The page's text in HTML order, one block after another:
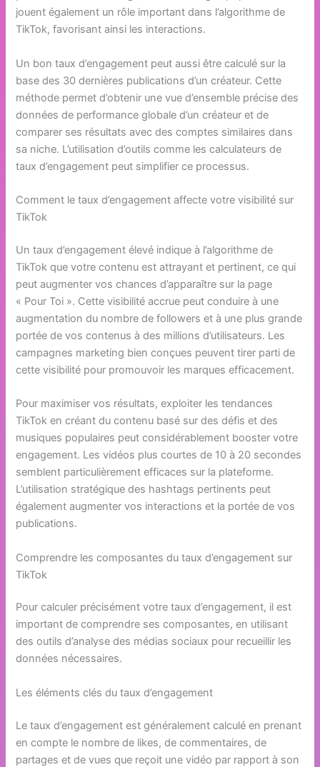
jouent également un rôle important dans l’algorithme de
TikTok, favorisant ainsi les interactions.
Un bon taux d’engagement peut aussi être calculé sur la
base des 30 dernières publications d’un créateur. Cette
méthode permet d’obtenir une vue d’ensemble précise des
données de performance globale d’un créateur et de
comparer ses résultats avec des comptes similaires dans
sa niche. L’utilisation d’outils comme les calculateurs de
taux d’engagement peut simplifier ce processus.
Comment le taux d’engagement affecte votre visibilité sur
TikTok
Un taux d’engagement élevé indique à l’algorithme de
TikTok que votre contenu est attrayant et pertinent, ce qui
peut augmenter vos chances d’apparaître sur la page
« Pour Toi ». Cette visibilité accrue peut conduire à une
augmentation du nombre de followers et à une plus grande
portée de vos contenus à des millions d’utilisateurs. Les
campagnes marketing bien conçues peuvent tirer parti de
cette visibilité pour promouvoir les marques efficacement.
Pour maximiser vos résultats, exploiter les tendances
TikTok en créant du contenu basé sur des défis et des
musiques populaires peut considérablement booster votre
engagement. Les vidéos plus courtes de 10 à 20 secondes
semblent particulièrement efficaces sur la plateforme.
L’utilisation stratégique des hashtags pertinents peut
également augmenter vos interactions et la portée de vos
publications.
Comprendre les composantes du taux d’engagement sur
TikTok
Pour calculer précisément votre taux d’engagement, il est
important de comprendre ses composantes, en utilisant
des outils d’analyse des médias sociaux pour recueillir les
données nécessaires.
Les éléments clés du taux d’engagement
Le taux d’engagement est généralement calculé en prenant
en compte le nombre de likes, de commentaires, de
partages et de vues que reçoit une vidéo par rapport à son